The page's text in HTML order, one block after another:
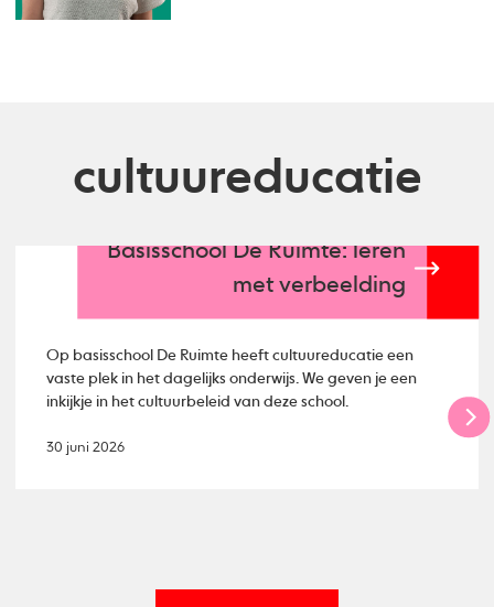
cultuureducatie
Basisschool De Ruimte: leren
met verbeelding
Op basisschool De Ruimte heeft cultuureducatie een
vaste plek in het dagelijks onderwijs. We geven je een
inkijkje in het cultuurbeleid van deze school.
30 juni 2026